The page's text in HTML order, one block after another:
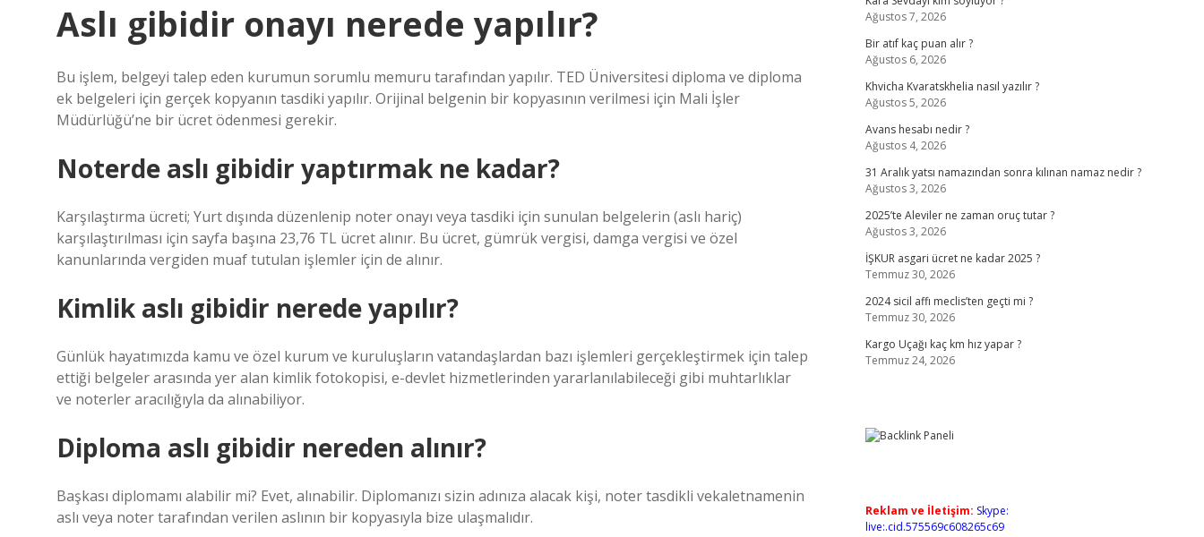
Aslı gibidir onayı nerede yapılır?
Bu işlem, belgeyi talep eden kurumun sorumlu memuru tarafından yapılır. TED Üniversitesi diploma ve diploma
ek belgeleri için gerçek kopyanın tasdiki yapılır. Orijinal belgenin bir kopyasının verilmesi için Mali İşler
Müdürlüğü’ne bir ücret ödenmesi gerekir.
Noterde aslı gibidir yaptırmak ne kadar?
Karşılaştırma ücreti; Yurt dışında düzenlenip noter onayı veya tasdiki için sunulan belgelerin (aslı hariç)
karşılaştırılması için sayfa başına 23,76 TL ücret alınır. Bu ücret, gümrük vergisi, damga vergisi ve özel
kanunlarında vergiden muaf tutulan işlemler için de alınır.
Kimlik aslı gibidir nerede yapılır?
Günlük hayatımızda kamu ve özel kurum ve kuruluşların vatandaşlardan bazı işlemleri gerçekleştirmek için talep
ettiği belgeler arasında yer alan kimlik fotokopisi, e-devlet hizmetlerinden yararlanılabileceği gibi muhtarlıklar
ve noterler aracılığıyla da alınabiliyor.
Diploma aslı gibidir nereden alınır?
Başkası diplomamı alabilir mi? Evet, alınabilir. Diplomanızı sizin adınıza alacak kişi, noter tasdikli vekaletnamenin
aslı veya noter tarafından verilen aslının bir kopyasıyla bize ulaşmalıdır.
Ağustos 7, 2026
Bir atıf kaç puan alır ?
Ağustos 6, 2026
Khvicha Kvaratskhelia nasıl yazılır ?
Ağustos 5, 2026
Avans hesabı nedir ?
Ağustos 4, 2026
31 Aralık yatsı namazından sonra kılınan namaz nedir ?
Ağustos 3, 2026
2025’te Aleviler ne zaman oruç tutar ?
Ağustos 3, 2026
İŞKUR asgari ücret ne kadar 2025 ?
Temmuz 30, 2026
2024 sicil affı meclis’ten geçti mi ?
Temmuz 30, 2026
Kargo Uçağı kaç km hız yapar ?
Temmuz 24, 2026
Reklam ve İletişim: Skype:
live:.cid.575569c608265c69